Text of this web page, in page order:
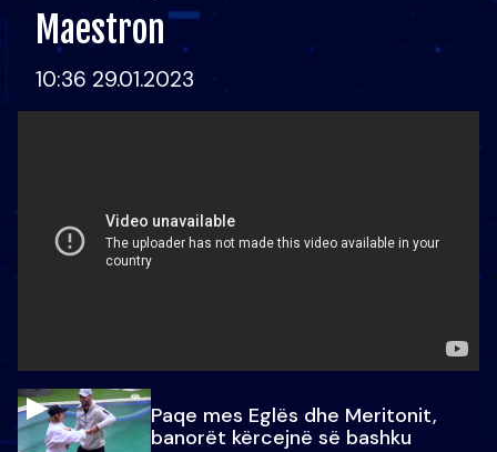
Maestron
10:36 29.01.2023
Paqe mes Eglës dhe Meritonit,
banorët kërcejnë së bashku